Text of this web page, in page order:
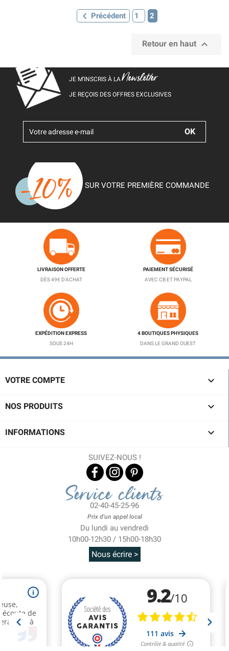
 Précédent 1 2
Retour en haut 
JE M’INSCRIS À LANewsletter
JE REÇOIS DES OFFRES EXCLUSIVES
SUR VOTRE PREMIÈRE COMMANDE
LIVRAISON OFFERTE
DÈS 49€ D'ACHAT
PAIEMENT SÉCURISÉ
AVEC CB ET PAYPAL
EXPÉDITION EXPRESS
SOUS 24H
4 BOUTIQUES PHYSIQUES
DANS LE GRAND OUEST
VOTRE COMPTE 
NOS PRODUITS 
INFORMATIONS 
SUIVEZ-NOUS !
Service clients
02-40-45-25-96
Prix d'un appel local
Du lundi au vendredi
10h00-12h30 / 15h00-18h30
Nous écrire >